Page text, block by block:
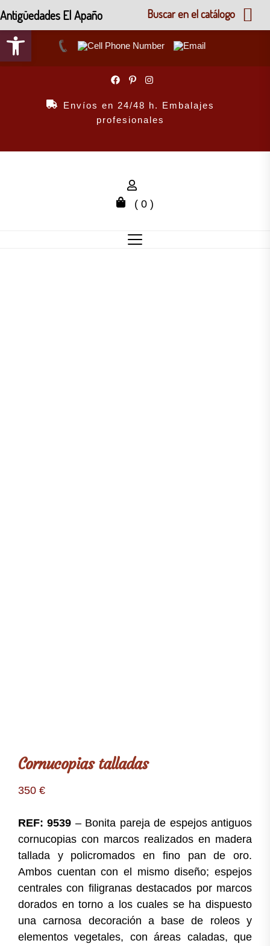
Abrir barra de herramientas
Envíos en 24/48 h. Embalajes
profesionales
( 0 )
Cornucopias talladas
350 €
REF: 9539 – Bonita pareja de espejos antiguos
cornucopias con marcos realizados en madera
tallada y policromados en fino pan de oro.
Ambos cuentan con el mismo diseño; espejos
centrales con filigranas destacados por marcos
dorados en torno a los cuales se ha dispuesto
una carnosa decoración a base de roleos y
elementos vegetales, con áreas caladas, que
Antigüedades El Apaño Buscar en el catálogo